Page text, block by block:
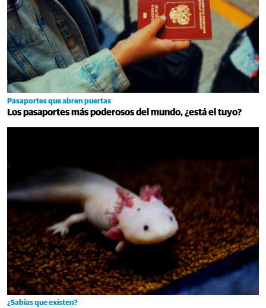
Pasaportes que abren puertas
Los pasaportes más poderosos del mundo, ¿está el tuyo?
¿Sabías que existen?